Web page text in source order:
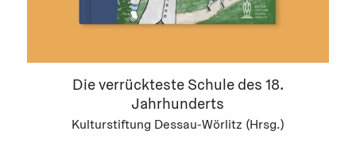
Die verrückteste Schule des 18.
Jahrhunderts
Kulturstiftung Dessau-Wörlitz (Hrsg.)